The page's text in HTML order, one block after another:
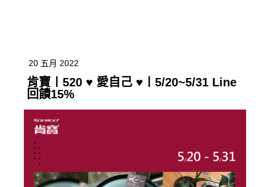
20 五月 2022
肯寶〡520 ♥ 愛自己 ♥〡5/20~5/31 Line
回饋15%